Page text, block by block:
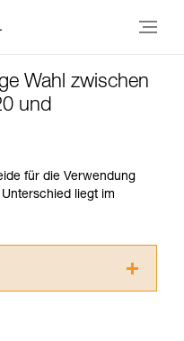
Wahl zwischen
und
für die Verwendung
liegt im